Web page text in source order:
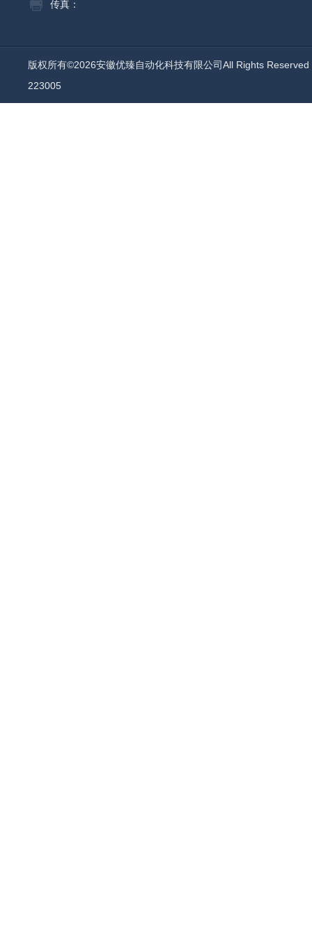
传真：
版权所有©2026安徽优臻自动化科技有限公司All Rights
223005